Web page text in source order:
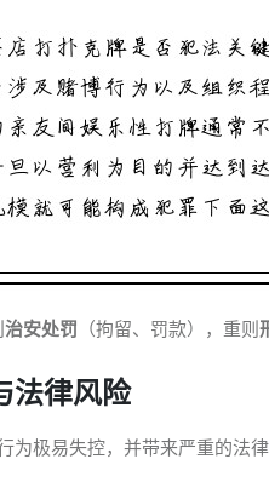
治安处罚 （拘留、罚款），重则
法律风险
为极易失控，并带来严重的法律